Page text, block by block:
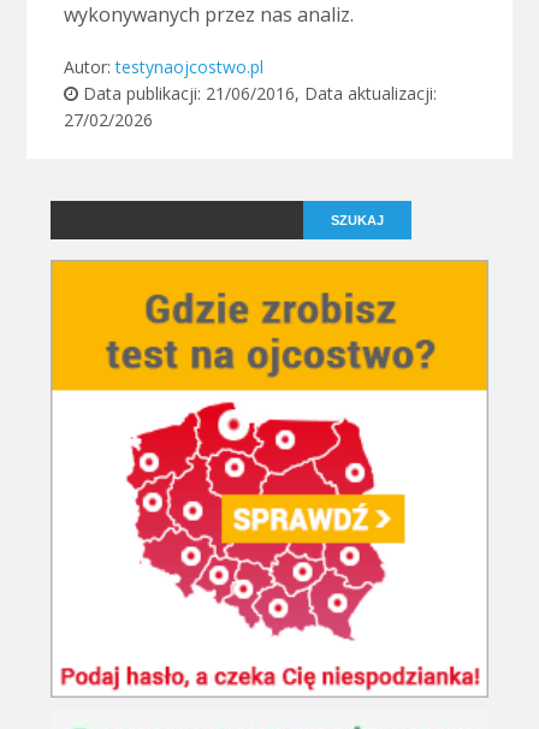
wykonywanych przez nas analiz.
Autor:testynaojcostwo.pl
Data publikacji: 21/06/2016, Data aktualizacji:
27/02/2026